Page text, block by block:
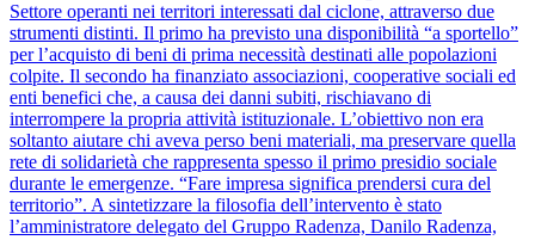
Settore operanti nei territori interessati dal ciclone, attraverso due
strumenti distinti. Il primo ha previsto una disponibilità “a sportello”
per l’acquisto di beni di prima necessità destinati alle popolazioni
colpite. Il secondo ha finanziato associazioni, cooperative sociali ed
enti benefici che, a causa dei danni subiti, rischiavano di
interrompere la propria attività istituzionale. L’obiettivo non era
soltanto aiutare chi aveva perso beni materiali, ma preservare quella
rete di solidarietà che rappresenta spesso il primo presidio sociale
durante le emergenze. “Fare impresa significa prendersi cura del
territorio”. A sintetizzare la filosofia dell’intervento è stato
l’amministratore delegato del Gruppo Radenza, Danilo Radenza,